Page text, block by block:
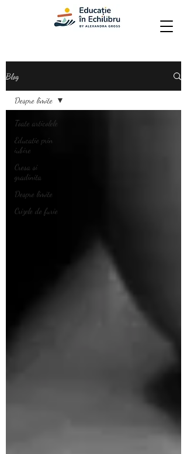
Blog
Toate articolele
Educatie prin
iubire
Cresa si
gradinita
Despre limite
Crizele de furie
Despre limite